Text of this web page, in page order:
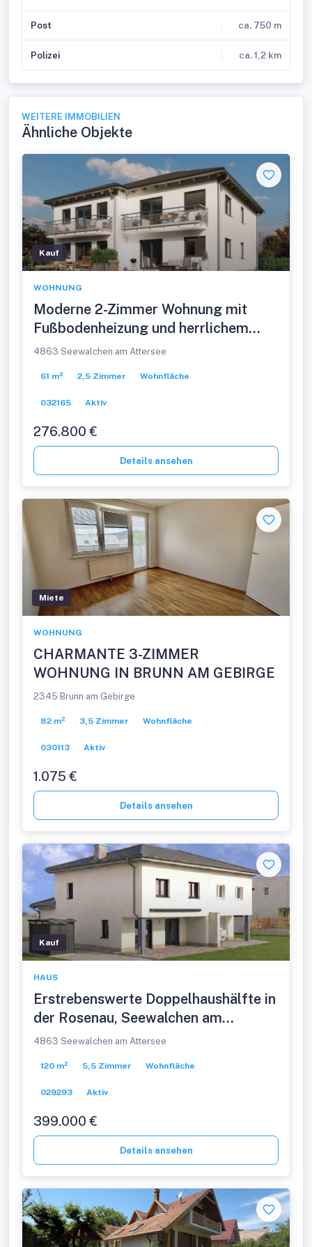
Post ca. 750 m
Polizei ca. 1,2 km
WEITERE IMMOBILIEN
Ähnliche Objekte
Kauf
WOHNUNG
Moderne 2-Zimmer Wohnung mit
Fußbodenheizung und herrlichem
Ausblick in Rosenau!
4863 Seewalchen am Attersee
61 m² 2,5 Zimmer Wohnfläche
032165 Aktiv
276.800 €
Details ansehen
Miete
WOHNUNG
CHARMANTE 3-ZIMMER
WOHNUNG IN BRUNN AM GEBIRGE
2345 Brunn am Gebirge
82 m² 3,5 Zimmer Wohnfläche
030113 Aktiv
1.075 €
Details ansehen
Kauf
HAUS
Erstrebenswerte Doppelhaushälfte in
der Rosenau, Seewalchen am
Attersee – Ihr Traumhaus vom
4863 Seewalchen am Attersee
120 m² 5,5 Zimmer Wohnfläche
029293 Aktiv
399.000 €
Details ansehen